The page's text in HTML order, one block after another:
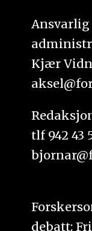
Kjær
tlf 942 43
debatt: